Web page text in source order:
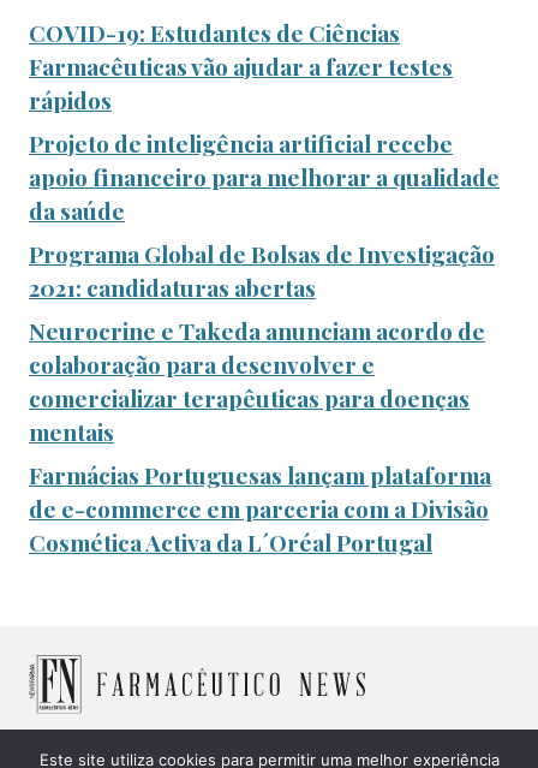
COVID-19: Estudantes de Ciências
Farmacêuticas vão ajudar a fazer testes
rápidos
Projeto de inteligência artificial recebe
apoio financeiro para melhorar a qualidade
da saúde
Programa Global de Bolsas de Investigação
2021: candidaturas abertas
Neurocrine e Takeda anunciam acordo de
colaboração para desenvolver e
comercializar terapêuticas para doenças
mentais
Farmácias Portuguesas lançam plataforma
de e-commerce em parceria com a Divisão
Cosmética Activa da L´Oréal Portugal
Este site utiliza cookies para permitir uma melhor experiência